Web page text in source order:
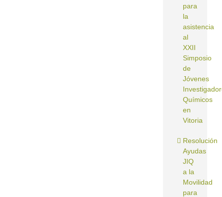
para
la
asistencia
al
XXII
Simposio
de
Jóvenes
Químicos
en
Vitoria
Resolución
Ayudas
JIQ
a la
Movilidad
para